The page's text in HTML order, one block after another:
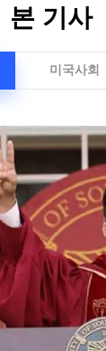
본 기사
미국사회